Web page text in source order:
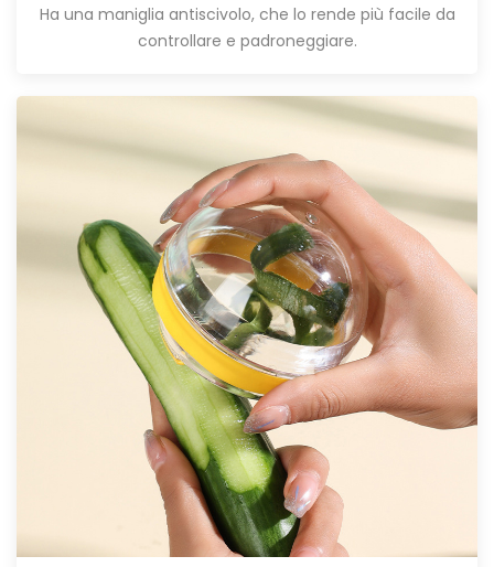
Ha una maniglia antiscivolo, che lo rende più facile da
controllare e padroneggiare.